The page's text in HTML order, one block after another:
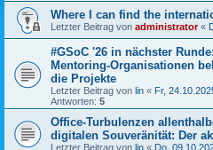
Where I can find the
Letzter Beitrag von administrator«
#GSoC '26 in nächster
Mentoring-Organisationen
die Projekte
Letzter Beitrag von lin « Fr,
Antworten: 5
Office-Turbulenzen
digitalen Souveränität: Der
Letzter Beitrag von lin « Do,